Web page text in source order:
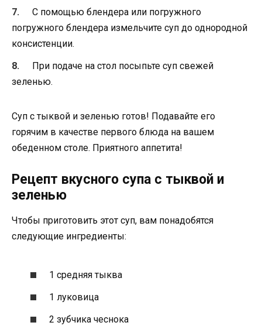
С помощью блендера или погружного
погружного блендера измельчите суп до однородной
консистенции.
При подаче на стол посыпьте суп свежей
зеленью.
Суп с тыквой и зеленью готов! Подавайте его
горячим в качестве первого блюда на вашем
обеденном столе. Приятного аппетита!
Рецепт вкусного супа с тыквой и
зеленью
Чтобы приготовить этот суп, вам понадобятся
следующие ингредиенты:
1 средняя тыква
1 луковица
2 зубчика чеснока